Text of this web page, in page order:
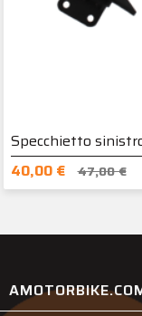
Specchietto
40,00 €
47,00 €